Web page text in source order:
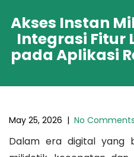
Akses Instan
Integrasi Fitur
pada Aplikasi
May 25, 2026 | No Comments
Dalam era digital yang